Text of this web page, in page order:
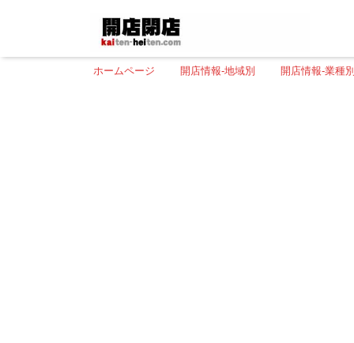
ホームページ 開店情報-地域別 開店情報-業種